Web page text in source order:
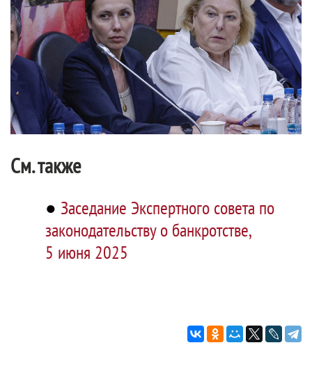
См. также
● Заседание Экспертного совета по
законодательству о банкротстве,
5 июня 2025